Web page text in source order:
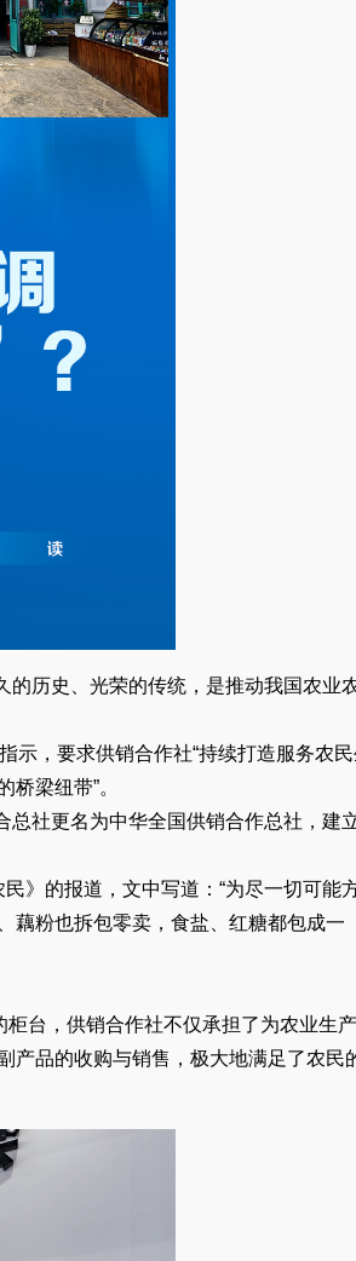
的历史、光荣的传统，是推动我国农业
示，要求供销合作社“持续打造服务农
梁纽带”。
总社更名为中华全国供销合作总社，建
》的报道，文中写道：“为尽一切可能
藕粉也拆包零卖，食盐、红糖都包成一
柜台，供销合作社不仅承担了为农业生
产品的收购与销售，极大地满足了农民